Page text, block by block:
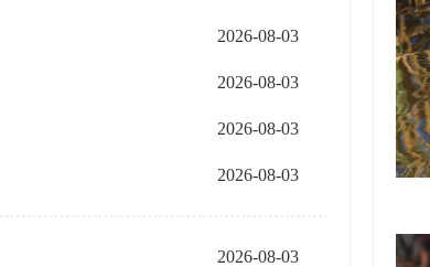
2026-08-03
2026-08-03
2026-08-03
2026-08-03
2026-08-03